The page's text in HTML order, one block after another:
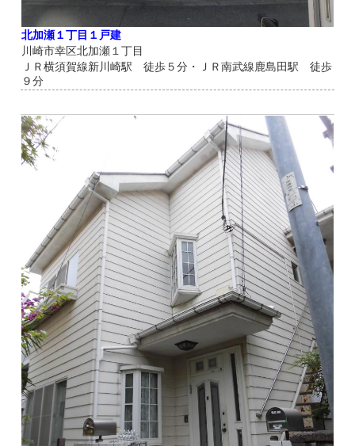
北加瀬１丁目１戸建
川崎市幸区北加瀬１丁目
ＪＲ横須賀線新川崎駅 徒歩５分・ＪＲ南武線鹿島田駅 徒歩
９分